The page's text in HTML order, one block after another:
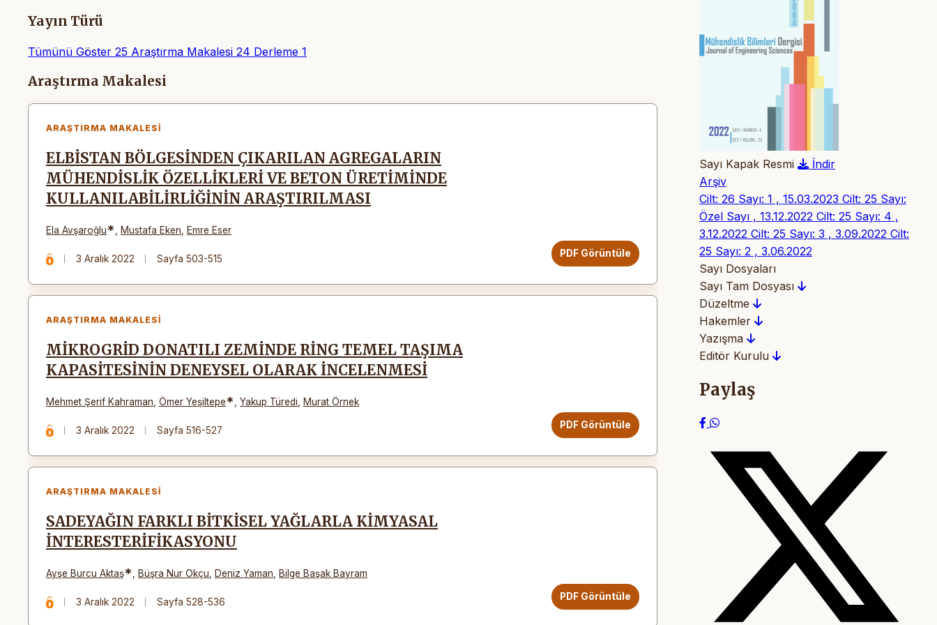
Yayın Türü
Tümünü Göster 25 Araştırma Makalesi 24 Derleme 1
Makaleler
Araştırma Makalesi
ARAŞTIRMA MAKALESI
ELBİSTAN BÖLGESİNDEN ÇIKARILAN AGREGALARIN
MÜHENDİSLİK ÖZELLİKLERİ VE BETON ÜRETİMİNDE
KULLANILABİLİRLİĞİNİN ARAŞTIRILMASI
Ela Avşaroğlu* Mustafa Eken Emre Eser
3 Aralık 2022 Sayfa 503-515 PDF Görüntüle
ARAŞTIRMA MAKALESI
MİKROGRİD DONATILI ZEMİNDE RİNG TEMEL TAŞIMA
KAPASİTESİNİN DENEYSEL OLARAK İNCELENMESİ
Mehmet Şerif Kahraman Ömer Yeşiltepe* Yakup Türedi Murat Örnek
3 Aralık 2022 Sayfa 516-527 PDF Görüntüle
ARAŞTIRMA MAKALESI
SADEYAĞIN FARKLI BİTKİSEL YAĞLARLA KİMYASAL
İNTERESTERİFİKASYONU
Ayşe Burcu Aktaş* Büşra Nur Okçu Deniz Yaman Bilge Başak Bayram
3 Aralık 2022 Sayfa 528-536 PDF Görüntüle
Sayı Kapak Resmi
İndir
Arşiv
Cilt: 26 Sayı: 1 , 15.03.2023 Cilt: 25 Sayı:
Özel Sayı , 13.12.2022 Cilt: 25 Sayı: 4 ,
3.12.2022 Cilt: 25 Sayı: 3 , 3.09.2022 Cilt:
25 Sayı: 2 , 3.06.2022
Sayı Dosyaları
Sayı Tam Dosyası
Düzeltme
Hakemler
Yazışma
Editör Kurulu
Paylaş